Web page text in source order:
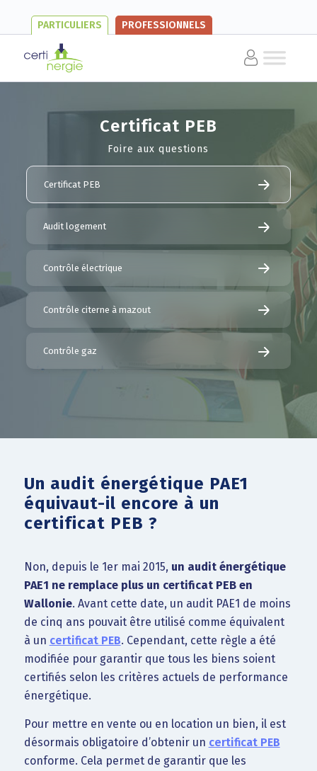
PARTICULIERS PROFESSIONNELS
Certificat PEB
Foire aux questions
Certificat PEB
Audit logement
Contrôle électrique
Contrôle citerne à mazout
Contrôle gaz
Un audit énergétique PAE1
équivaut-il encore à un
certificat PEB ?
Non, depuis le 1er mai 2015, un audit énergétique
PAE1 ne remplace plus un certificat PEB en
Wallonie. Avant cette date, un audit PAE1 de moins
de cinq ans pouvait être utilisé comme équivalent
à un certificat PEB. Cependant, cette règle a été
modifiée pour garantir que tous les biens soient
certifiés selon les critères actuels de performance
énergétique.
Pour mettre en vente ou en location un bien, il est
désormais obligatoire d’obtenir un certificat PEB
conforme. Cela permet de garantir que les